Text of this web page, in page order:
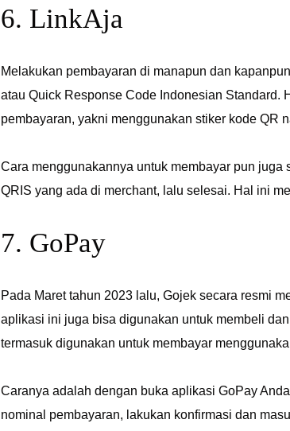
6. LinkAja
Melakukan pembayaran di manapun dan
atau Quick Response Code Indonesian Standard.
pembayaran, yakni menggunakan stiker kode QR
Cara menggunakannya untuk membayar pun
QRIS yang ada di merchant, lalu selesai. Hal ini
7. GoPay
Pada Maret tahun 2023 lalu, Gojek secara resmi
aplikasi ini juga bisa digunakan untuk membeli
termasuk digunakan untuk membayar
Caranya adalah dengan buka aplikasi GoPay
nominal pembayaran, lakukan konfirmasi dan